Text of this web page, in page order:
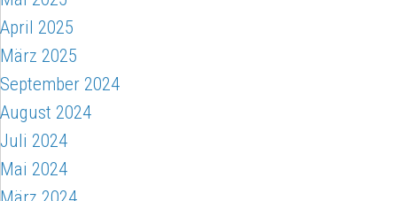
April 2025
März 2025
September 2024
August 2024
Juli 2024
Mai 2024